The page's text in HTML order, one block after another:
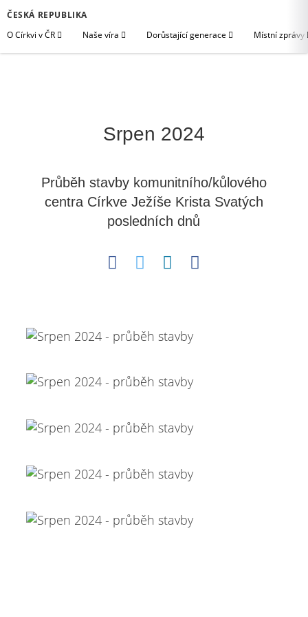
ČESKÁ REPUBLIKA
O Církvi v ČR
Naše víra Dorůstající generace Místní zprávy
Srpen 2024
Průběh stavby komunitního/kůlového
centra Církve Ježíše Krista Svatých
posledních dnů